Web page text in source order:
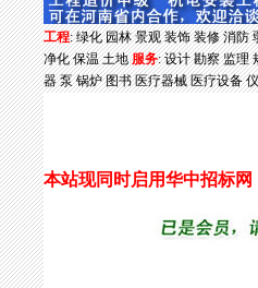
工程:绿化 园林 景观 装饰 装修 消防
净化 保温 土地 服务:设计 勘察 监理
器 泵 锅炉 图书 医疗器械 医疗设备
本站现同时启用华中招标网